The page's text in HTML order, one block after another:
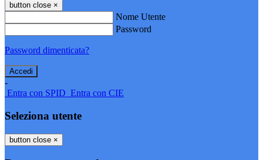
button close ×
Nome Utente
Password
Password dimenticata?
-
Entra con SPID Entra con CIE
Seleziona utente
button close ×